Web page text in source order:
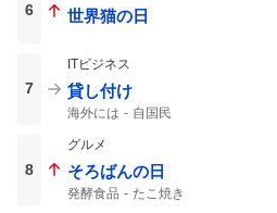
6 世界猫の日
7
ITビジネス
貸し付け
海外には 自国民
8
グルメ
そろばんの日
発酵食品 たこ焼き